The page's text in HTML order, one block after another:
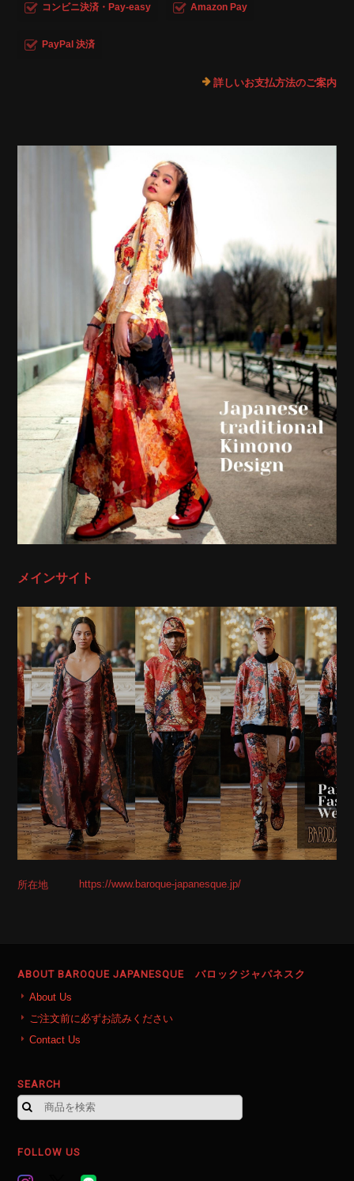
コンビニ決済・Pay-easy Amazon Pay
PayPal 決済
詳しいお支払方法のご案内
メインサイト
所在地 https://www.baroque-japanesque.jp/
ABOUT BAROQUE JAPANESQUE バロックジャパネスク
About Us
ご注文前に必ずお読みください
Contact Us
SEARCH
FOLLOW US